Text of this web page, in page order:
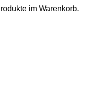
im Warenkorb.